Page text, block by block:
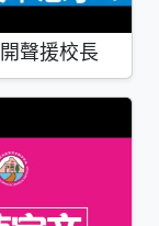
聲援校長